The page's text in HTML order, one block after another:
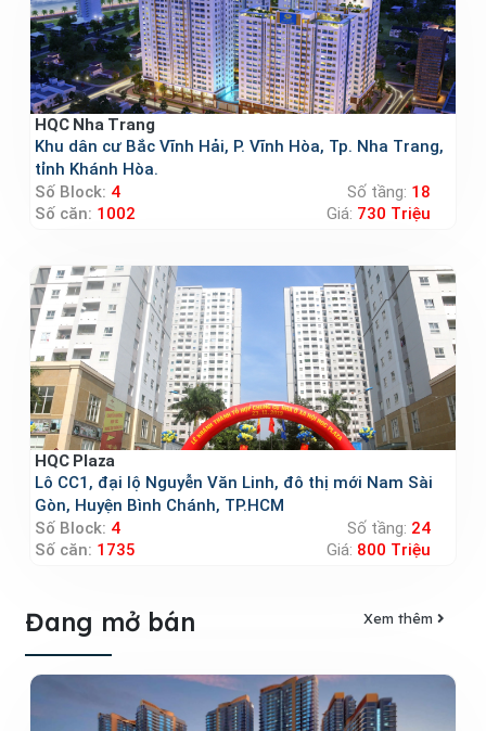
HQC Nha Trang
Khu dân cư Bắc Vĩnh Hải, P. Vĩnh Hòa, Tp. Nha Trang,
tỉnh Khánh Hòa.
Số Block: 4 Số tầng: 18
Số căn: 1002 Giá: 730 Triệu
HQC Plaza
Lô CC1, đại lộ Nguyễn Văn Linh, đô thị mới Nam Sài
Gòn, Huyện Bình Chánh, TP.HCM
Số Block: 4 Số tầng: 24
Số căn: 1735 Giá: 800 Triệu
Đang mở bán Xem thêm